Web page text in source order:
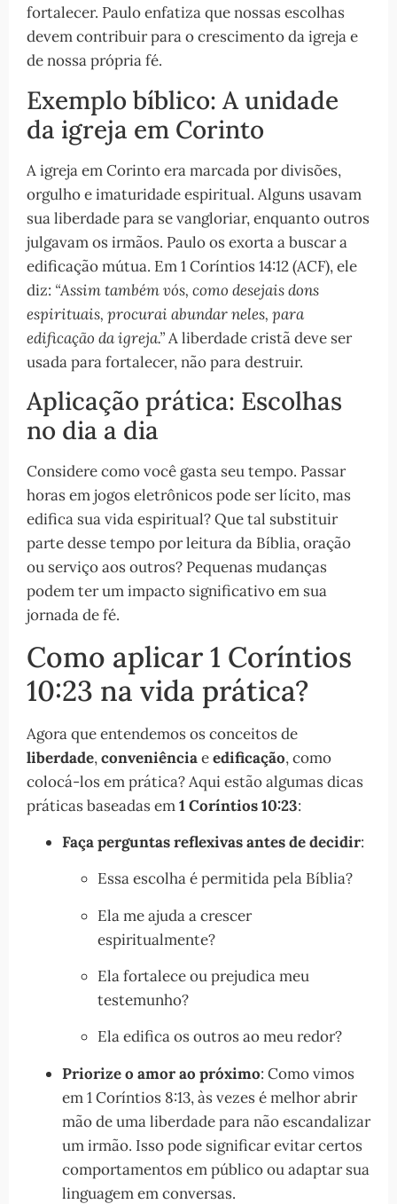
fortalecer. Paulo enfatiza que nossas escolhas
devem contribuir para o crescimento da igreja e
de nossa própria fé.
Exemplo bíblico: A unidade
da igreja em Corinto
A igreja em Corinto era marcada por divisões,
orgulho e imaturidade espiritual. Alguns usavam
sua liberdade para se vangloriar, enquanto outros
julgavam os irmãos. Paulo os exorta a buscar a
edificação mútua. Em 1 Coríntios 14:12 (ACF), ele
diz: “Assim também vós, como desejais dons
espirituais, procurai abundar neles, para
edificação da igreja.”A liberdade cristã deve ser
usada para fortalecer, não para destruir.
Aplicação prática: Escolhas
no dia a dia
Considere como você gasta seu tempo. Passar
horas em jogos eletrônicos pode ser lícito, mas
edifica sua vida espiritual? Que tal substituir
parte desse tempo por leitura da Bíblia, oração
ou serviço aos outros? Pequenas mudanças
podem ter um impacto significativo em sua
jornada de fé.
Como aplicar 1 Coríntios
10:23 na vida prática?
Agora que entendemos os conceitos de
liberdade,conveniênciaeedificação, como
colocá-los em prática? Aqui estão algumas dicas
práticas baseadas em1 Coríntios 10:23:
Faça perguntas reflexivas antes de decidir:
Essa escolha é permitida pela Bíblia?
Ela me ajuda a crescer
espiritualmente?
Ela fortalece ou prejudica meu
testemunho?
Ela edifica os outros ao meu redor?
Priorize o amor ao próximo: Como vimos
em 1 Coríntios 8:13, às vezes é melhor abrir
mão de uma liberdade para não escandalizar
um irmão. Isso pode significar evitar certos
comportamentos em público ou adaptar sua
linguagem em conversas.